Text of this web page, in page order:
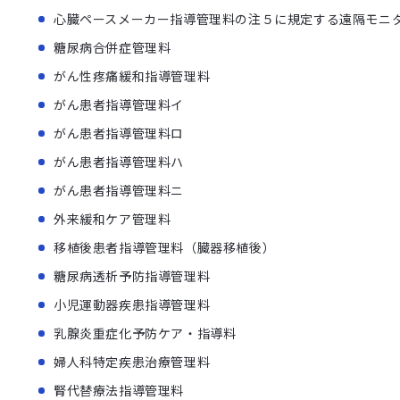
心臓ペースメーカー指導管理料の注５に規定する遠隔モニ
糖尿病合併症管理料
がん性疼痛緩和指導管理料
がん患者指導管理料イ
がん患者指導管理料ロ
がん患者指導管理料ハ
がん患者指導管理料ニ
外来緩和ケア管理料
移植後患者指導管理料（臓器移植後）
糖尿病透析予防指導管理料
小児運動器疾患指導管理料
乳腺炎重症化予防ケア・指導料
婦人科特定疾患治療管理料
腎代替療法指導管理料